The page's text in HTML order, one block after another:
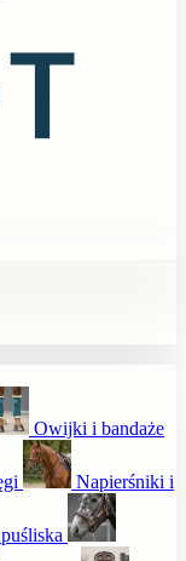
Owijki i bandaże
Napierśniki i